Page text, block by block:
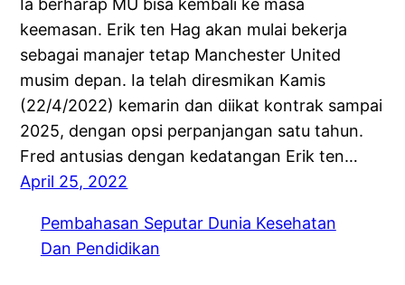
Ia berharap MU bisa kembali ke masa
keemasan. Erik ten Hag akan mulai bekerja
sebagai manajer tetap Manchester United
musim depan. Ia telah diresmikan Kamis
(22/4/2022) kemarin dan diikat kontrak sampai
2025, dengan opsi perpanjangan satu tahun.
Fred antusias dengan kedatangan Erik ten…
April 25, 2022
Pembahasan Seputar Dunia Kesehatan
Dan Pendidikan